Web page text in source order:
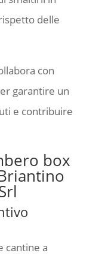
delle
con
garantire un
e contribuire
box
cantine a